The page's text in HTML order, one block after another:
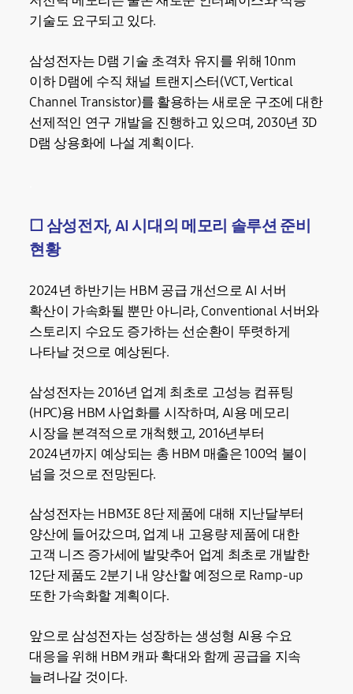
기술도 요구되고 있다.
삼성전자는 D램 기술 초격차 유지를 위해 10nm
이하 D램에 수직 채널 트랜지스터(VCT, Vertical
Channel Transistor)를 활용하는 새로운 구조에 대한
선제적인 연구 개발을 진행하고 있으며, 2030년 3D
D램 상용화에 나설 계획이다.
☐ 삼성전자, AI 시대의 메모리 솔루션 준비
현황
2024년 하반기는 HBM 공급 개선으로 AI 서버
확산이 가속화될 뿐만 아니라, Conventional 서버와
스토리지 수요도 증가하는 선순환이 뚜렷하게
나타날 것으로 예상된다.
삼성전자는 2016년 업계 최초로 고성능 컴퓨팅
(HPC)용 HBM 사업화를 시작하며, AI용 메모리
시장을 본격적으로 개척했고, 2016년부터
2024년까지 예상되는 총 HBM 매출은 100억 불이
넘을 것으로 전망된다.
삼성전자는 HBM3E 8단 제품에 대해 지난달부터
양산에 들어갔으며, 업계 내 고용량 제품에 대한
고객 니즈 증가세에 발맞추어 업계 최초로 개발한
12단 제품도 2분기 내 양산할 예정으로 Ramp-up
또한 가속화할 계획이다.
앞으로 삼성전자는 성장하는 생성형 AI용 수요
대응을 위해 HBM 캐파 확대와 함께 공급을 지속
늘려나갈 것이다.